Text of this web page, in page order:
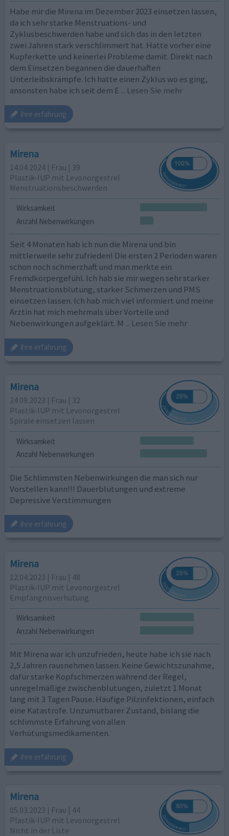
Habe mir die Mirena im Dezember 2023 einsetzen lassen,
da ich sehr starke Menstruations- und
Zyklusbeschwerden habe und sich das in den letzten
zwei Jahren stark verschlimmert hat. Hatte vorher eine
Kupferkette und keinerlei Probleme damit. Direkt nach
dem Einsetzen begannen die dauerhaften
Unterleibskrämpfe. Ich hatte einen Zyklus wo es ging,
ansonsten habe ich seit dem E ... Lesen Sie mehr
ihre erfahrung
Mirena
14.04.2024 | Frau | 39
Plastik-IUP mit Levonorgestrel
Menstruationsbeschwerden
Wirksamkeit
Anzahl Nebenwirkungen
Seit 4 Monaten hab ich nun die Mirena und bin
mittlerweile sehr zufrieden! Die ersten 2 Perioden waren
schon noch schmerzhaft und man merkte ein
Fremdkörpergefühl. Ich hab sie mir wegen sehr starker
Menstruationsblutung, starker Schmerzen und PMS
einsetzen lassen. Ich hab mich viel informiert und meine
Ärztin hat mich mehrmals über Vorteile und
Nebenwirkungen aufgeklärt. M ... Lesen Sie mehr
ihre erfahrung
Mirena
24.09.2023 | Frau | 32
Plastik-IUP mit Levonorgestrel
Spirale einsetzen lassen
Wirksamkeit
Anzahl Nebenwirkungen
Die Schlimmsten Nebenwirkungen die man sich nur
Vorstellen kann!!! Dauerblutungen und extreme
Depressive Verstimmungen
ihre erfahrung
Mirena
12.04.2023 | Frau | 48
Plastik-IUP mit Levonorgestrel
Empfängnisverhütung
Wirksamkeit
Anzahl Nebenwirkungen
Mit Mirena war ich unzufrieden, heute habe ich sie nach
2,5 Jahren rausnehmen lassen. Keine Gewichtszunahme,
dafür starke Kopfschmerzen während der Regel,
unregelmäßige zwischenblutungen, zuletzt 1 Monat
lang mit 3 Tagen Pause. Häufige Pilzinfektionen, einfach
eine Katastrofe. Unzumutbarer Zustand, bislang die
schlimmste Erfahrung von allen
Verhütungsmedikamenten.
ihre erfahrung
Mirena
05.03.2023 | Frau | 44
Plastik-IUP mit Levonorgestrel
Nicht in der Liste